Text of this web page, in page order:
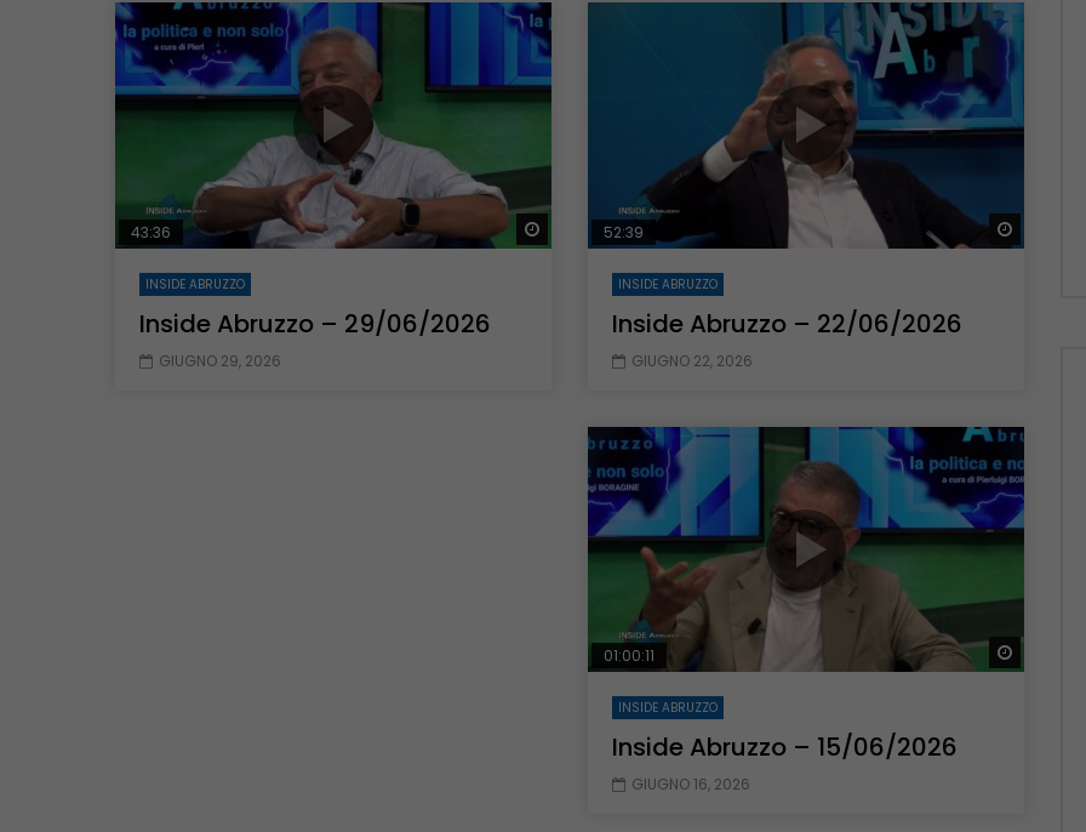
Guarda Dopo
Inside Abruzzo – 29/06/2026
Guarda Dopo
Inside Abruzzo – 22/06/2026
01:00:11
Inside Abruzzo – 15/06/2026
Guarda Dopo
43:36
INSIDE ABRUZZO
Inside Abruzzo – 29/06/2026
GIUGNO 29, 2026
52:39
INSIDE ABRUZZO
Inside Abruzzo – 22/06/2026
GIUGNO 22, 2026
01:00:11
INSIDE ABRUZZO
Inside Abruzzo – 15/06/2026
GIUGNO 16, 2026